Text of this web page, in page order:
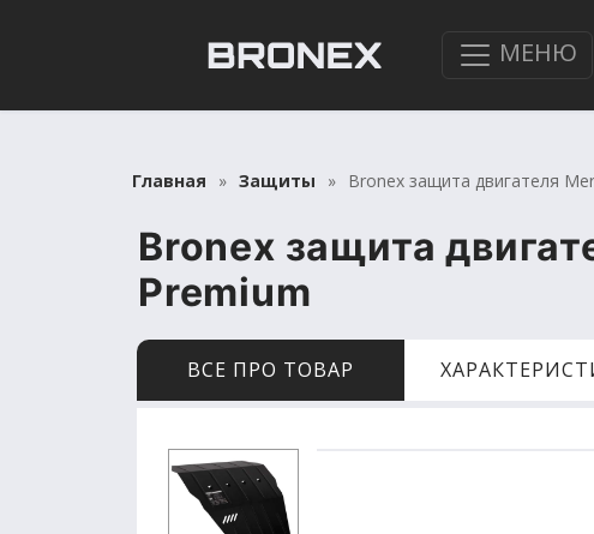
МЕНЮ
Главная Защиты Bronex защита двигателя
Bronex защита
Premium
ВСЕ ПРО ТОВАР